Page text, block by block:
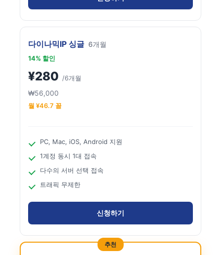
다이나믹IP 싱글 6개월
14% 할인
¥280 /6개월
₩56,000
월 ¥46.7 꼴
PC, Mac, iOS, Android 지원
1계정 동시 1대 접속
다수의 서버 선택 접속
트래픽 무제한
신청하기
추천